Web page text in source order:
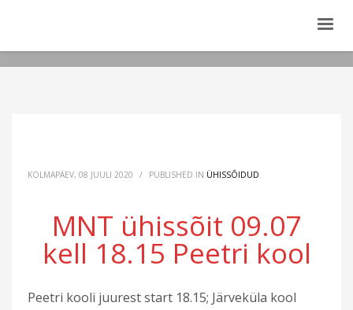
KOLMAPÄEV, 08 JUULI 2020 / PUBLISHED IN ÜHISSÕIDUD
MNT ühissõit 09.07
kell 18.15 Peetri kool
Peetri kooli juurest start 18.15; Järveküla kool